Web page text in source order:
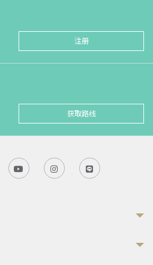
注册
获取路线